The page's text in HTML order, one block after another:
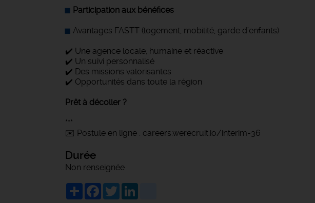
Participation aux bénéfices
Avantages FASTT (logement, mobilité, garde d’enfants)
✔️ Une agence locale, humaine et réactive
✔️ Un suivi personnalisé
✔️ Des missions valorisantes
✔️ Opportunités dans toute la région
Prêt à décoller ?
***
✉️ Postule en ligne : careers.werecruit.io/interim-36
Durée
Non renseignée
ShareFacebook
Twitter